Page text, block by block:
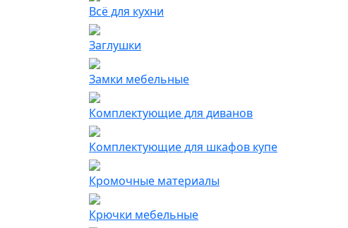
Всё для кухни
Заглушки
Замки мебельные
Комплектующие для диванов
Комплектующие для шкафов купе
Кромочные материалы
Крючки мебельные